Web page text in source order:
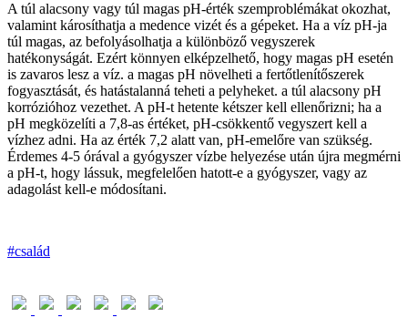
A túl alacsony vagy túl magas pH-érték szemproblémákat okozhat,
valamint károsíthatja a medence vizét és a gépeket. Ha a víz pH-ja
túl magas, az befolyásolhatja a különböző vegyszerek
hatékonyságát. Ezért könnyen elképzelhető, hogy magas pH esetén
is zavaros lesz a víz. a magas pH növelheti a fertőtlenítőszerek
fogyasztását, és hatástalanná teheti a pelyheket. a túl alacsony pH
korrózióhoz vezethet. A pH-t hetente kétszer kell ellenőrizni; ha a
pH megközelíti a 7,8-as értéket, pH-csökkentő vegyszert kell a
vízhez adni. Ha az érték 7,2 alatt van, pH-emelőre van szükség.
Érdemes 4-5 órával a gyógyszer vízbe helyezése után újra megmérni
a pH-t, hogy lássuk, megfelelően hatott-e a gyógyszer, vagy az
adagolást kell-e módosítani.
#család